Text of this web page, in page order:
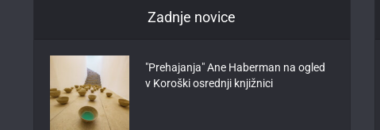
Zadnje novice
"Prehajanja" Ane Haberman na ogled
v Koroški osrednji knjižnici